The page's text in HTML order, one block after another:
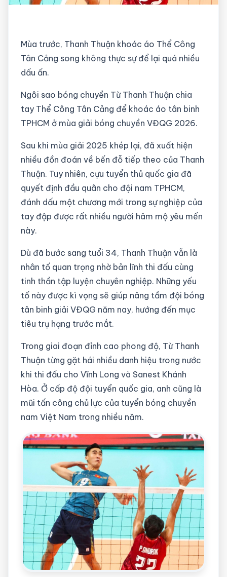
Mùa trước, Thanh Thuận khoác áo Thể Công
Tân Cảng song không thực sự để lại quá nhiều
dấu ấn.
Ngôi sao bóng chuyền Từ Thanh Thuận chia
tay Thể Công Tân Cảng để khoác áo tân binh
TPHCM ở mùa giải bóng chuyền VĐQG 2026.
Sau khi mùa giải 2025 khép lại, đã xuất hiện
nhiều đồn đoán về bến đỗ tiếp theo của Thanh
Thuận. Tuy nhiên, cựu tuyển thủ quốc gia đã
quyết định đầu quân cho đội nam TPHCM,
đánh dấu một chương mới trong sự nghiệp của
tay đập được rất nhiều người hâm mộ yêu mến
này.
Dù đã bước sang tuổi 34, Thanh Thuận vẫn là
nhân tố quan trọng nhờ bản lĩnh thi đấu cùng
tinh thần tập luyện chuyên nghiệp. Những yếu
tố này được kì vọng sẽ giúp nâng tầm đội bóng
tân binh giải VĐQG năm nay, hướng đến mục
tiêu trụ hạng trước mắt.
Trong giai đoạn đỉnh cao phong độ, Từ Thanh
Thuận từng gặt hái nhiều danh hiệu trong nước
khi thi đấu cho Vĩnh Long và Sanest Khánh
Hòa. Ở cấp độ đội tuyển quốc gia, anh cũng là
mũi tấn công chủ lực của tuyển bóng chuyền
nam Việt Nam trong nhiều năm.